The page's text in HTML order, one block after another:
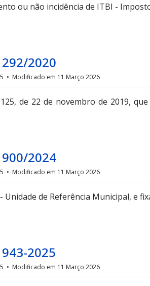
ou não incidência de ITBI -
2020
Modificado em 11 Março 2026
de 22 de novembro de 2019,
2024
Modificado em 11 Março 2026
Unidade de Referência Municipal, e
2025
Modificado em 11 Março 2026